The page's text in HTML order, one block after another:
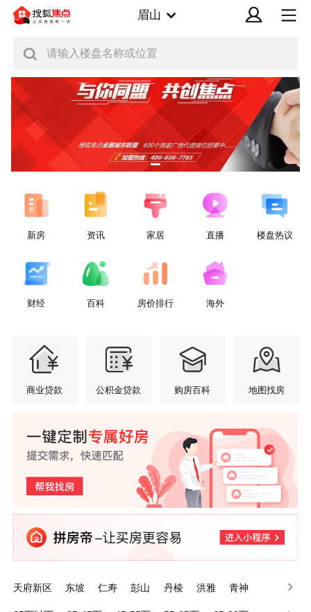
眉山
请输入楼盘名称或位置
新房 资讯 家居 直播 楼盘热议
财经 百科 房价排行 海外
商业贷款 公积金贷款 购房百科 地图找房
天府新区 东坡 仁寿 彭山 丹棱 洪雅 青神